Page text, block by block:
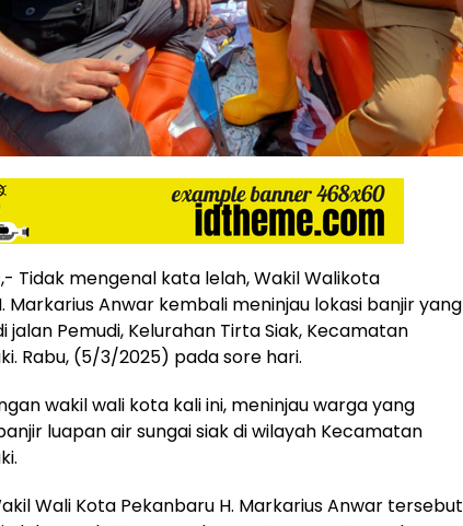
,- Tidak mengenal kata lelah, Wakil Walikota
Markarius Anwar kembali meninjau lokasi banjir yang
Pemudi, Kelurahan Tirta Siak, Kecamatan
Rabu, (5/3/2025) pada sore hari.
wakil wali kota kali ini, meninjau warga yang
luapan air sungai siak di wilayah Kecamatan
Wali Kota Pekanbaru H. Markarius Anwar tersebut